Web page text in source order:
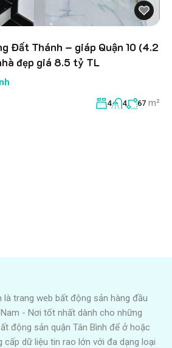
Đất Thánh – giáp Quận 10 (4.2
đẹp giá 8.5 tỷ TL
4 4 67 m²
là trang web bất động sản hàng đầu
- Nơi tốt nhất dành cho những
động sản quận Tân Bình để ở hoặc
cấp dữ liệu tin rao lớn với đa dạng loại